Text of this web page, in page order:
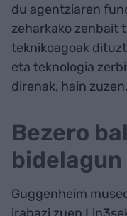
du agentziaren
zeharkako zenbait
teknikoagoak
eta teknologia
direnak, hain zuzen.
Bezero
bidelagun
Guggenheim